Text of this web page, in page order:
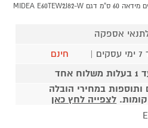
אצלנו, קניות באינטרנט של קולט אדים מידאה 60 ס"מ דגם MIDEA E60TEW2J82-W
אספקה
|
חינם
ותוספות במחירי הובלה
לצפייה לחץ כאן